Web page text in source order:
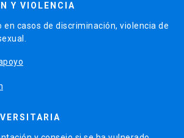
Y VIOLENCIA
en casos de discriminación, violencia de